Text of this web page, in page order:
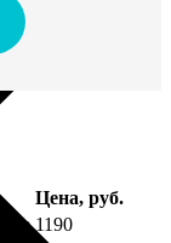
Цена, руб.
1190